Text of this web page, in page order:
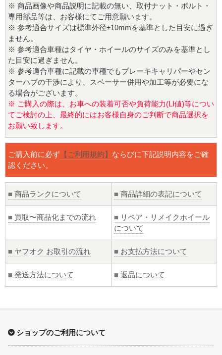
※ 商品画像や商品説明に記載の無い、取付ナット・ボルト・
専用部品等は、お客様にてご用意願います。
※ 参考適合サイズは標準外径±10mmを基準とした目安に過ぎ
ません。
※ 参考適合車種はタイヤ・ホイールのサイズのみを基準とし
た目安に過ぎません。
※ 参考適合車種に記載の車種でもブレーキキャリパーやセン
ターハブの干渉により、スペーサー併用や加工等が必要にな
る場合がございます。
※ ご購入の際は、お車への装着可否や負荷能力(LI値)等につい
てご検討の上、最終的にはお客様自身のご判断で商品選択を
お願い致します。
ご購入前に必ず 【ご利用規約】 ならびに下記説明内容をご確
認ください。
■ 商品ランクについて ■ 商品詳細の表記について
■ 買取〜商品化までの流れ ■ リペア・リメイクホイール
について
■ ヤフオク お取引の流れ ■ お支払方法について
■ 発送方法について ■ 返品について
ショップのご利用について